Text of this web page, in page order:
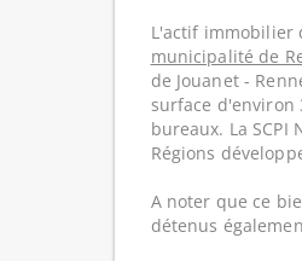
L'actif immobilier
municipalité de
de Jouanet -
surface d'environ
bureaux. La SCPI
Régions
A noter que ce
détenus